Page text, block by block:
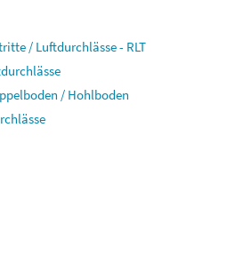
/ Luftdurchlässe - RLT
/ Hohlboden